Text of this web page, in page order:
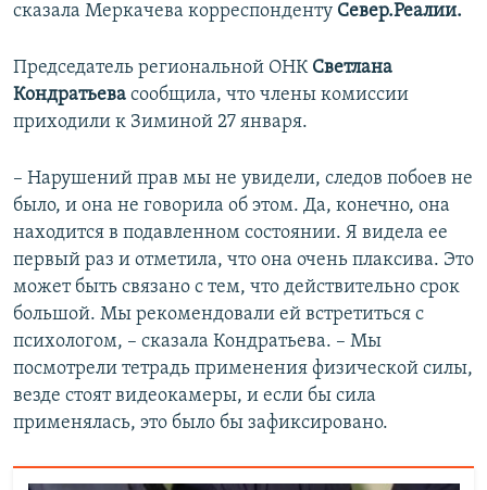
сказала Меркачева корреспонденту Север.Реалии.
Председатель региональной ОНК Светлана
Кондратьева сообщила, что члены комиссии
приходили к Зиминой 27 января.
– Нарушений прав мы не увидели, следов побоев не
было, и она не говорила об этом. Да, конечно, она
находится в подавленном состоянии. Я видела ее
первый раз и отметила, что она очень плаксива. Это
может быть связано с тем, что действительно срок
большой. Мы рекомендовали ей встретиться с
психологом, – сказала Кондратьева. – Мы
посмотрели тетрадь применения физической силы,
везде стоят видеокамеры, и если бы сила
применялась, это было бы зафиксировано.